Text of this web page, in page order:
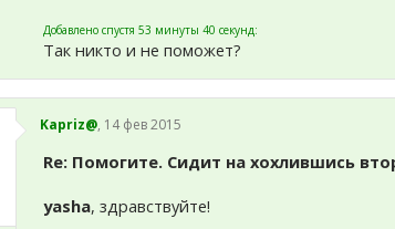
Добавлено спустя 53 минуты 40 секунд:
Так никто и не поможет?
Kapriz@, 14 фев 2015
Re: Помогите. Сидит на хохлившись
yasha, здравствуйте!